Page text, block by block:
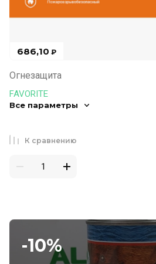
-10%
686,10 ₽
Огнезащита
FAVORITE
Все параметры
К сравнению